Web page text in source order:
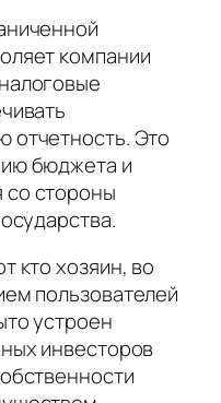
компании
отчетность. Это
бюджета и
стороны
кто хозяин, во
пользователей
устроен
инвесторов